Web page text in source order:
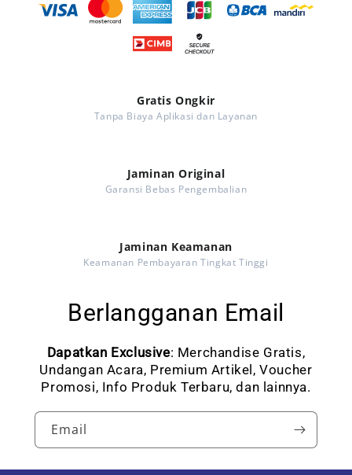
Gratis Ongkir
Tanpa Biaya Aplikasi dan Layanan
Jaminan Original
Garansi Bebas Pengembalian
Jaminan Keamanan
Keamanan Pembayaran Tingkat Tinggi
Berlangganan Email
Dapatkan Exclusive: Merchandise Gratis,
Undangan Acara, Premium Artikel, Voucher
Promosi, Info Produk Terbaru, dan lainnya.
Email